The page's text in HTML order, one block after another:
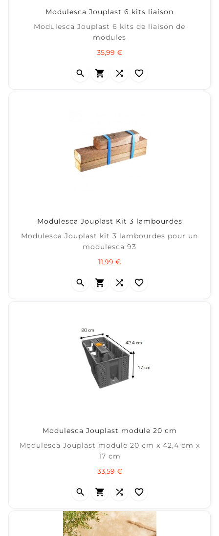
Modulesca Jouplast 6 kits liaison
Modulesca Jouplast 6 kits de liaison de
modules
35,99 €Prix
   
Modulesca Jouplast Kit 3 lambourdes
Modulesca Jouplast kit 3 lambourdes pour un
modulesca 93
11,99 €Prix
   
Modulesca Jouplast module 20 cm
Modulesca Jouplast module 20 cm x 42,4 cm x
17 cm
33,59 €Prix
   